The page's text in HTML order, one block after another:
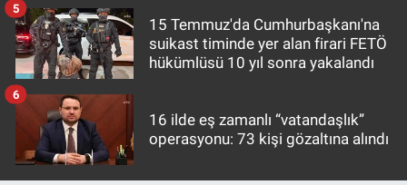
15 Temmuz'da Cumhurbaşkanı'na
suikast timinde yer alan firari FETÖ
hükümlüsü 10 yıl sonra yakalandı
5
16 ilde eş zamanlı “vatandaşlık”
operasyonu: 73 kişi gözaltına alındı
6